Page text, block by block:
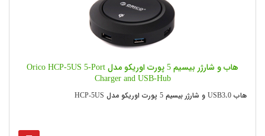
هاب و شارژر بیسیم 5 پورت اوریکو مدل Orico HCP-5US 5-Port
Charger and USB-Hub
هاب USB3.0 و شارژر بیسیم 5 پورت اوریکو مدل HCP-5US